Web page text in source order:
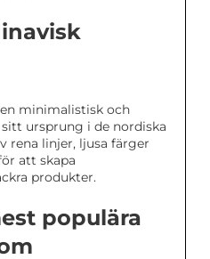
minimalistisk och
ursprung i de nordiska
rena linjer, ljusa färger
att skapa
produkter.
populära